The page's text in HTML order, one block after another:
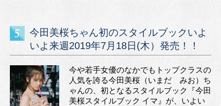
今田美桜ちゃん初のスタイルブックいよ
いよ来週2019年7月18日(木）発売！！
今や若手女優のなかでもトップクラスの
人気を誇る今田美桜（いまだ みお）ち
ゃんの、初となるスタイルブック『今田
美桜スタイルブック イマ』が、いよい